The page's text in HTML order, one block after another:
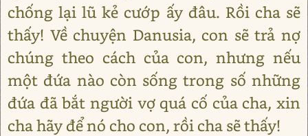
chống lại lũ kẻ cướp ấy đâu. Rồi cha sẽ
thấy! Về chuyện Danusia, con sẽ trả nợ
chúng theo cách của con, nhưng nếu
một đứa nào còn sống trong số những
đứa đã bắt người vợ quá cố của cha, xin
cha hãy để nó cho con, rồi cha sẽ thấy!